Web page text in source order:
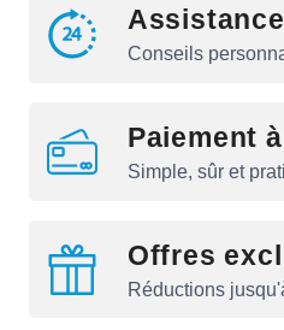
Conseils
Paiement
Simple, sûr et
Offres
Réductions